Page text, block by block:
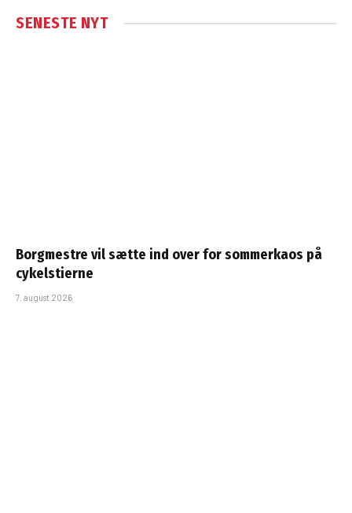
SENESTE NYT
Borgmestre vil sætte ind over for sommerkaos på
cykelstierne
7. august 2026